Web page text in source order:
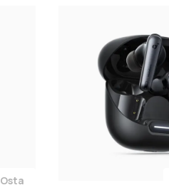
Lisää OnePlus Buds Pro 3,
Osta